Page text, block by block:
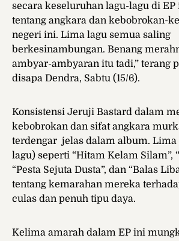
secara keseluruhan lagu-lagu di
tentang angkara dan kebobrokan-
negeri ini. Lima lagu semua saling
berkesinambungan. Benang
ambyar-ambyaran itu tadi,” terang
disapa Dendra, Sabtu (15/6).
Konsistensi Jeruji Bastard dalam
kebobrokan dan sifat angkara
terdengar jelas dalam album. Lima
lagu) seperti “Hitam Kelam Silam”,
“Pesta Sejuta Dusta”, dan “Balas
tentang kemarahan mereka
culas dan penuh tipu daya.
Kelima amarah dalam EP ini